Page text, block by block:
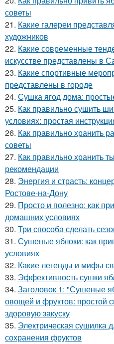
советы
21. Какие галереи
художников
22. Какие современные
искусстве представлены в
23. Какие спортивные
представлены в городе
24. Сушка ягод дома:
25. Как правильно сушить
условиях: простая
26. Как правильно хранить
советы
27. Как правильно хранить
рекомендации
28. Энергия и страсть:
Ростове-на-Дону
29. Просто и полезно: как
домашних условиях
30. Три способа сделать
31. Сушеные яблоки: как
условиях
32. Какие легенды и мифы
33. Эффективность сушки
34. Заголовок 1: "Сушеные
овощей и фруктов: простой
здоровую закуску
35. Электрическая сушилка
сохранения фруктов